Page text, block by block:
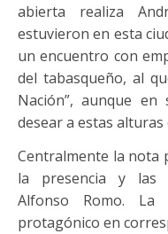
abierta realiza
estuvieron en esta
un encuentro con
del tabasqueño, al
Nación”, aunque
desear a estas
Centralmente la nota
la presencia y las
Alfonso Romo.
protagónico en